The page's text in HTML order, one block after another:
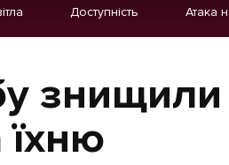
Доступність Атака
Картки
Репортаж
знищили
їхню